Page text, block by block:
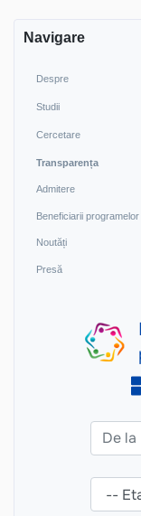
Navigare
Despre
Studii
Cercetare
Transparența
Admitere
Beneficiarii programelor
Noutăți
Presă